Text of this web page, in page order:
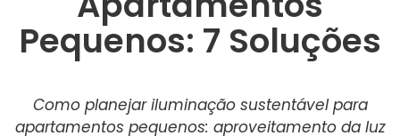
Pequenos: 7 Soluções
Como planejar iluminação sustentável para
apartamentos pequenos: aproveitamento da luz